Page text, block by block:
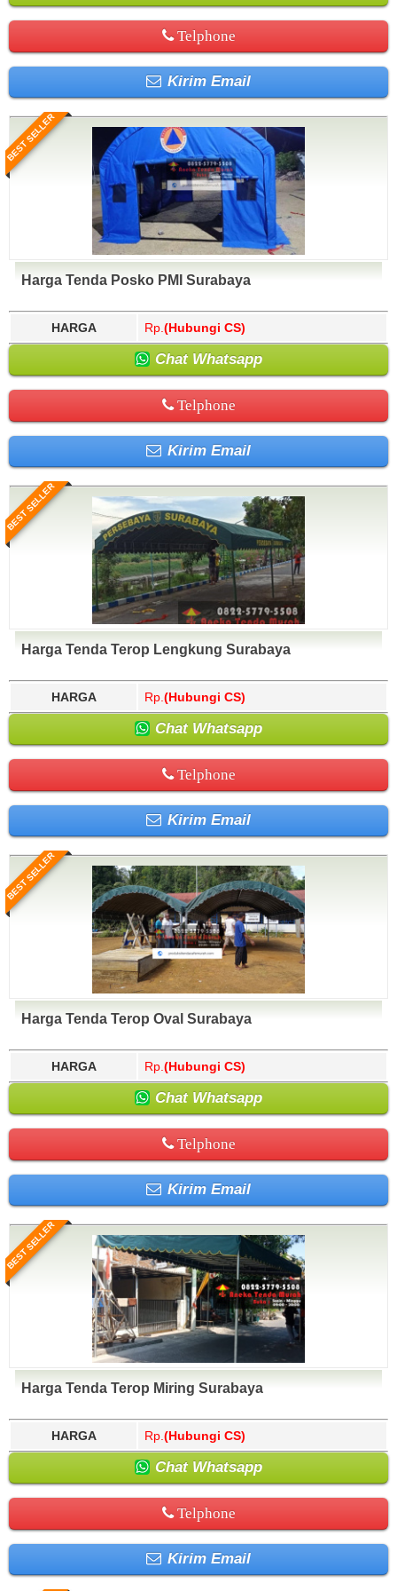
Telphone
Kirim Email
BEST SELLER
Harga Tenda Posko PMI Surabaya
HARGA Rp. (Hubungi CS)
Chat Whatsapp
Telphone
Kirim Email
BEST SELLER
Harga Tenda Terop Lengkung Surabaya
HARGA Rp. (Hubungi CS)
Chat Whatsapp
Telphone
Kirim Email
BEST SELLER
Harga Tenda Terop Oval Surabaya
HARGA Rp. (Hubungi CS)
Chat Whatsapp
Telphone
Kirim Email
BEST SELLER
Harga Tenda Terop Miring Surabaya
HARGA Rp. (Hubungi CS)
Chat Whatsapp
Telphone
Kirim Email